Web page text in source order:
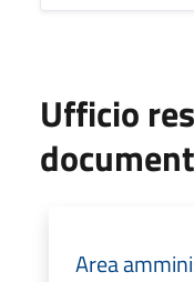
Ufficio
Area